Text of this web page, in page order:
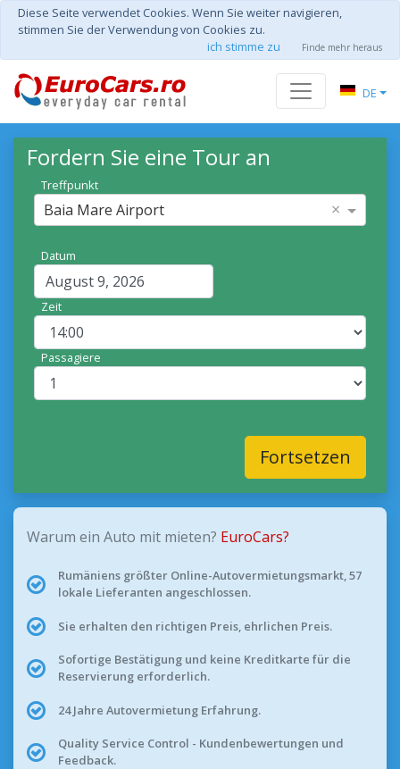
Diese Seite verwendet Cookies. Wenn Sie weiter navigieren,
stimmen Sie der Verwendung von Cookies zu.
ich stimme zu
Finde mehr heraus
DE
Fordern Sie eine Tour an
Treffpunkt
Baia Mare Airport ×
Datum
Zeit
Passagiere
Fortsetzen
Warum ein Auto mit mieten? EuroCars?
Rumäniens größter Online-Autovermietungsmarkt, 57
lokale Lieferanten angeschlossen.
Sie erhalten den richtigen Preis, ehrlichen Preis.
Sofortige Bestätigung und keine Kreditkarte für die
Reservierung erforderlich.
24 Jahre Autovermietung Erfahrung.
Quality Service Control - Kundenbewertungen und
Feedback.